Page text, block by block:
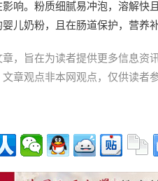
响。粉质细腻易冲泡，溶解快
儿奶粉，且在肠道保护，营养
，旨在为读者提供更多信息资
章观点非本网观点，仅供读者参